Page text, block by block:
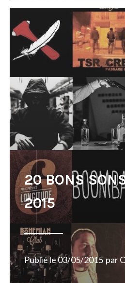
20 BONS
2015
Publié le03/05/2015 par